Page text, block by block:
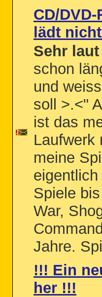
CD/
lädt
Sehr laut
schon
und
soll >.<"
ist das
Laufwerk
meine
Spiele
War,
Jahre.
!!! Ein
her !!!